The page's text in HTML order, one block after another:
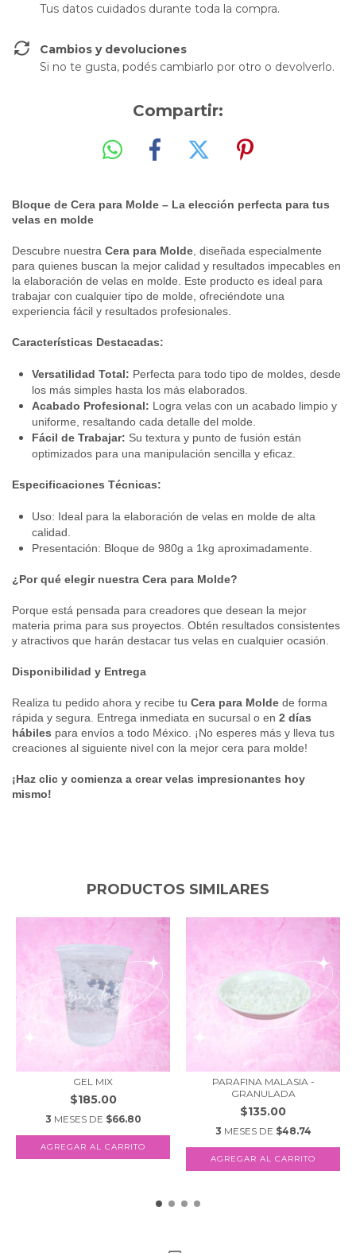
Tus datos cuidados durante toda la compra.
Cambios y devoluciones
Si no te gusta, podés cambiarlo por otro o devolverlo.
Compartir:
Bloque de Cera para Molde – La elección perfecta para tus
velas en molde
Descubre nuestra Cera para Molde , diseñada especialmente
para quienes buscan la mejor calidad y resultados impecables en
la elaboración de velas en molde. Este producto es ideal para
trabajar con cualquier tipo de molde, ofreciéndote una
experiencia fácil y resultados profesionales.
Características Destacadas:
Versatilidad Total: Perfecta para todo tipo de moldes, desde
los más simples hasta los más elaborados.
Acabado Profesional: Logra velas con un acabado limpio y
uniforme, resaltando cada detalle del molde.
Fácil de Trabajar: Su textura y punto de fusión están
optimizados para una manipulación sencilla y eficaz.
Especificaciones Técnicas:
Uso: Ideal para la elaboración de velas en molde de alta
calidad.
Presentación: Bloque de 980g a 1kg aproximadamente.
¿Por qué elegir nuestra Cera para Molde?
Porque está pensada para creadores que desean la mejor
materia prima para sus proyectos. Obtén resultados consistentes
y atractivos que harán destacar tus velas en cualquier ocasión.
Disponibilidad y Entrega
Realiza tu pedido ahora y recibe tu Cera para Molde de forma
rápida y segura. Entrega inmediata en sucursal o en 2 días
hábiles para envíos a todo México. ¡No esperes más y lleva tus
creaciones al siguiente nivel con la mejor cera para molde!
¡Haz clic y comienza a crear velas impresionantes hoy
mismo!
PRODUCTOS SIMILARES
GEL MIX
$185.00
3 MESES DE $66.80
AGREGAR AL CARRITO
PARAFINA MALASIA -
GRANULADA
$135.00
3 MESES DE $48.74
AGREGAR AL CARRITO